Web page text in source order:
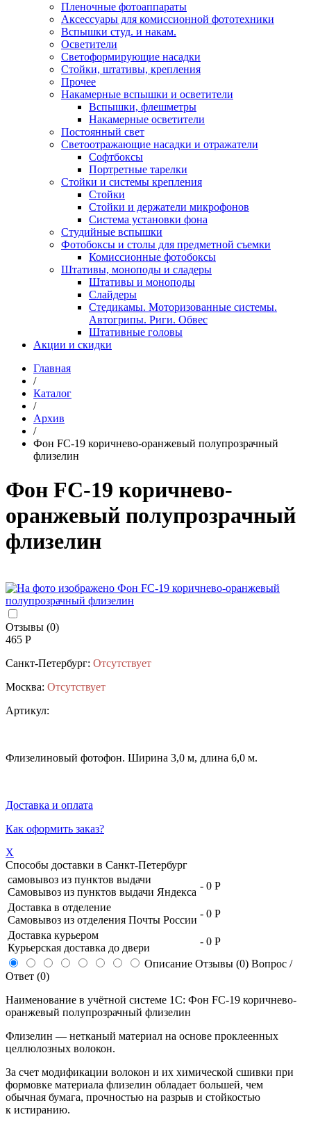
Пленочные фотоаппараты
Аксессуары для комиссионной фототехники
Вспышки студ. и накам.
Осветители
Светоформирующие насадки
Стойки, штативы, крепления
Прочее
Накамерные вспышки и осветители
Вспышки, флешметры
Накамерные осветители
Постоянный свет
Светоотражающие насадки и отражатели
Софтбоксы
Портретные тарелки
Стойки и системы крепления
Стойки
Стойки и держатели микрофонов
Система установки фона
Студийные вспышки
Фотобоксы и столы для предметной съемки
Комиссионные фотобоксы
Штативы, моноподы и сладеры
Штативы и моноподы
Слайдеры
Стедикамы. Моторизованные системы.
Автогрипы. Риги. Обвес
Штативные головы
Акции и скидки
Главная
/
Каталог
/
Архив
/
Фон FC-19 коричнево-оранжевый полупрозрачный
флизелин
Фон FC-19 коричнево-
оранжевый полупрозрачный
флизелин
Отзывы (0)
465 Р
Санкт-Петербург: Отсутствует
Москва: Отсутствует
Артикул:
Флизелиновый фотофон. Ширина 3,0 м, длина 6,0 м.
Доставка и оплата
Как оформить заказ?
X
Способы доставки в Санкт-Петербург
самовывоз из пунктов выдачи
Самовывоз из пунктов выдачи Яндекса
- 0 Р
Доставка в отделение
Самовывоз из отделения Почты России
- 0 Р
Доставка курьером
Курьерская доставка до двери
- 0 Р
Описание Отзывы (0) Вопрос /
Ответ (0)
Наименование в учётной системе 1С: Фон FC-19 коричнево-
оранжевый полупрозрачный флизелин
Флизелин — нетканый материал на основе проклеенных
целлюлозных волокон.
За счет модификации волокон и их химической сшивки при
формовке материала флизелин обладает большей, чем
обычная бумага, прочностью на разрыв и стойкостью
к истиранию.